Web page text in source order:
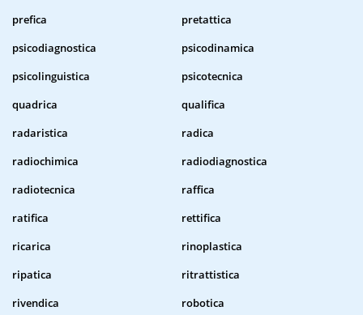
prefica
pretattica
psicodiagnostica
psicodinamica
psicolinguistica
psicotecnica
quadrica
qualifica
radaristica
radica
radiochimica
radiodiagnostica
radiotecnica
raffica
ratifica
rettifica
ricarica
rinoplastica
ripatica
ritrattistica
rivendica
robotica